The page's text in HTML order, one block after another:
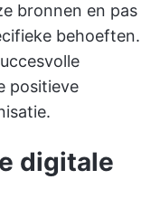
bronnen en pas
behoeften.
positieve
digitale